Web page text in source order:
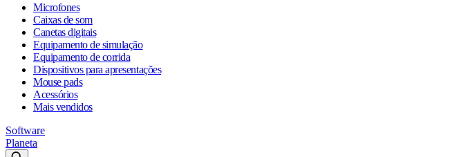
Microfones
Caixas de som
Canetas digitais
Equipamento de simulação
Equipamento de corrida
Dispositivos para apresentações
Mouse pads
Acessórios
Mais vendidos
Software
Planeta